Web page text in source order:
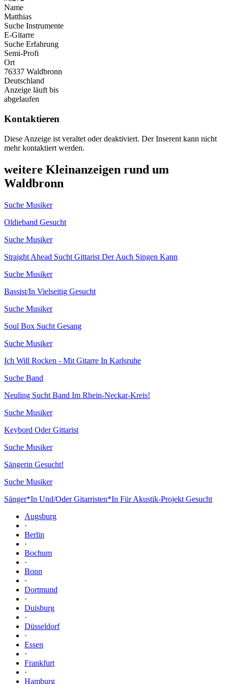
Name
Matthias
Suche Instrumente
E-Gitarre
Suche Erfahrung
Semi-Profi
Ort
76337 Waldbronn
Deutschland
Anzeige läuft bis
abgelaufen
Kontaktieren
Diese Anzeige ist veraltet oder deaktiviert. Der Inserent kann nicht
mehr kontaktiert werden.
weitere Kleinanzeigen rund um
Waldbronn
Suche Musiker
Oldieband Gesucht
Suche Musiker
Straight Ahead Sucht Gittarist Der Auch Singen Kann
Suche Musiker
Bassist/In Vielseitig Gesucht
Suche Musiker
Soul Box Sucht Gesang
Suche Musiker
Ich Will Rocken - Mit Gitarre In Karlsruhe
Suche Band
Neuling Sucht Band Im Rhein-Neckar-Kreis!
Suche Musiker
Keybord Oder Gittarist
Suche Musiker
Sängerin Gesucht!
Suche Musiker
Sänger*In Und/Oder Gitarristen*In Für Akustik-Projekt Gesucht
Augsburg
·
Berlin
·
Bochum
·
Bonn
·
Dortmund
·
Duisburg
·
Düsseldorf
·
Essen
·
Frankfurt
·
Hamburg